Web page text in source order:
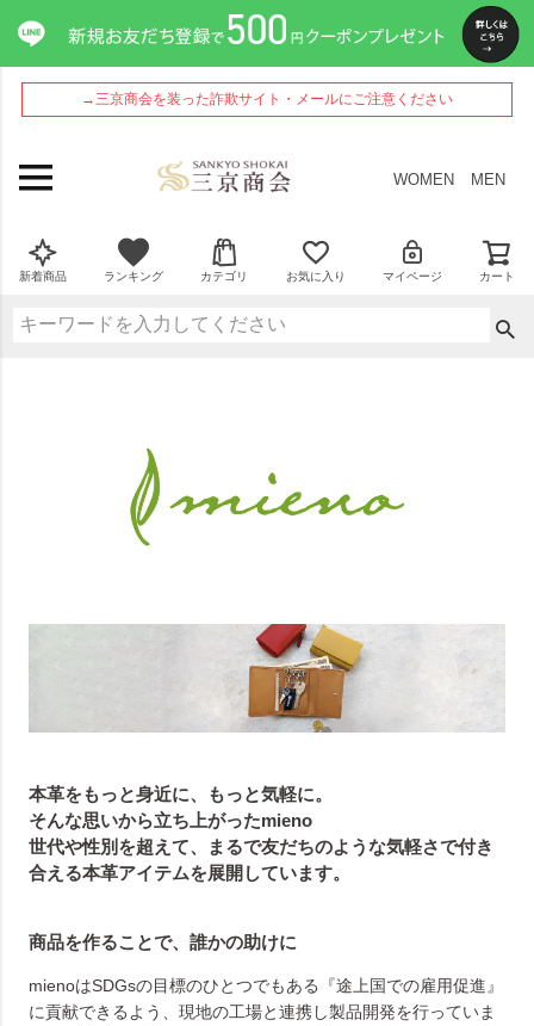
→三京商会を装った詐欺サイト・メールにご注意ください
WOMEN MEN
新着商品 ランキング カテゴリ お気に入り マイページ カート
本革をもっと身近に、もっと気軽に。
そんな思いから立ち上がったmieno
世代や性別を超えて、まるで友だちのような気軽さで付き
合える本革アイテムを展開しています。
商品を作ることで、誰かの助けに
mienoはSDGsの目標のひとつでもある『途上国での雇用促進』
に貢献できるよう、現地の工場と連携し製品開発を行っていま